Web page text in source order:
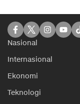
Nasional
Internasional
Ekonomi
Teknologi